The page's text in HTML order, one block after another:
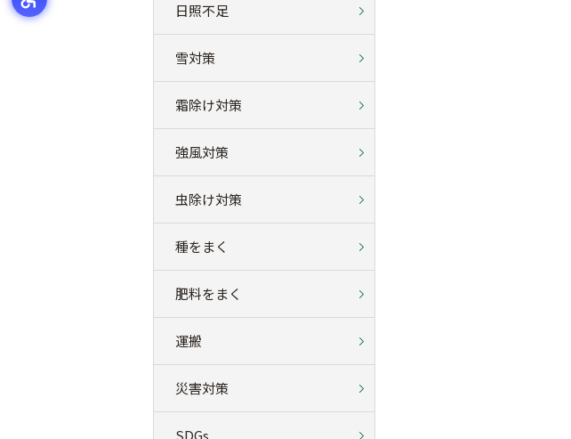
日照不足
雪対策
霜除け対策
強風対策
虫除け対策
種をまく
肥料をまく
運搬
災害対策
SDGs